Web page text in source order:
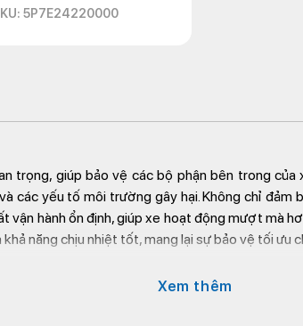
5P7E24220000
trọng, giúp bảo vệ các bộ phận bên trong
các yếu tố môi trường gây hại. Không chỉ đảm
vận hành ổn định, giúp xe hoạt động mượt mà
năng chịu nhiệt tốt, mang lại sự bảo vệ tối ưu
xe máy chính hãng từ nhiều thương hiệu nổi
Xem thêm